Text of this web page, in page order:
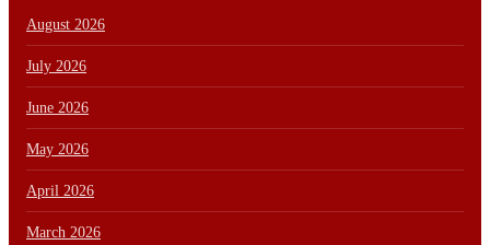
August 2026
July 2026
June 2026
May 2026
April 2026
March 2026